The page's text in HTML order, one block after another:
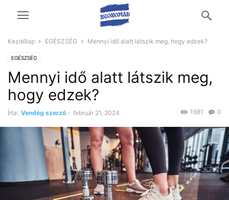
Kezdőlap EGÉSZSÉG Mennyi idő alatt látszik meg, hogy edzek?
EGÉSZSÉG
Mennyi idő alatt látszik meg,
hogy edzek?
Írta: Vendég szerző - február 21, 2024 0
1681